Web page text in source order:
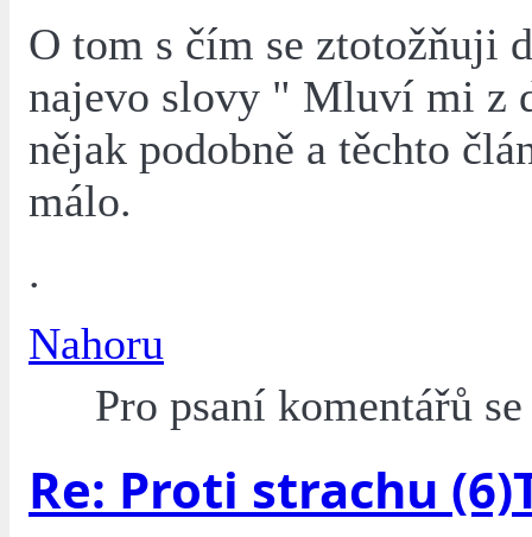
O tom s čím se ztotožňuji
najevo slovy " Mluví mi z
nějak podobně a těchto
málo.
.
Nahoru
Pro psaní komentářů
Re: Proti strachu